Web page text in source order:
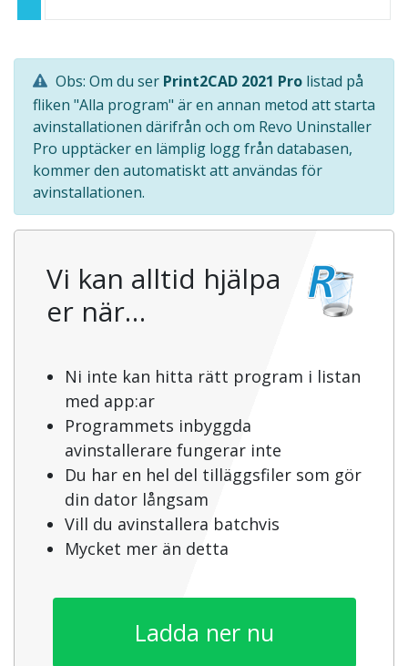
Obs: Om du ser Print2CAD 2021 Pro listad på
fliken "Alla program" är en annan metod att starta
avinstallationen därifrån och om Revo Uninstaller
Pro upptäcker en lämplig logg från databasen,
kommer den automatiskt att användas för
avinstallationen.
Vi kan alltid hjälpa
er när…
Ni inte kan hitta rätt program i listan
med app:ar
Programmets inbyggda
avinstallerare fungerar inte
Du har en hel del tilläggsfiler som gör
din dator långsam
Vill du avinstallera batchvis
Mycket mer än detta
Ladda ner nu